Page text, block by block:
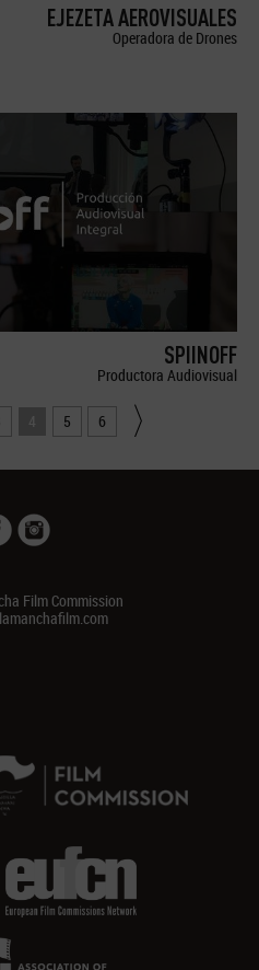
EJEZETA AEROVISUALES
Operadora de Drones
SPIINOFF
Productora Audiovisual
4 5 6
Film Commission